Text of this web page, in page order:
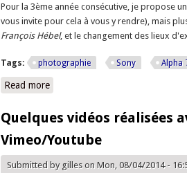
Pour la 3ème année consécutive, je propose
vous invite pour cela à vous y rendre), mais
François Hébel, et le changement des lieux
Tags: photographie Sony Alpha
Read moreabout Rencontres photographie
Quelques vidéos réalisées
Vimeo/Youtube
Submitted by gilleson Mon, 08/04/2014 -